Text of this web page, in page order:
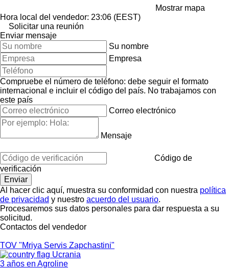
Mostrar mapa
Hora local del vendedor: 23:06 (EEST)
Solicitar una reunión
Enviar mensaje
Su nombre
Empresa
Compruebe el número de teléfono: debe seguir el formato
internacional e incluir el código del país. No trabajamos con
este país
Correo electrónico
Mensaje
Código de
verificación
Al hacer clic aquí, muestra su conformidad con nuestra política
de privacidad y nuestro acuerdo del usuario.
Procesaremos sus datos personales para dar respuesta a su
solicitud.
Contactos del vendedor
TOV "Mriya Servis Zapchastini"
Ucrania
3 años en Agroline